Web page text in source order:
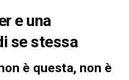
e una
se stessa
è questa, non è